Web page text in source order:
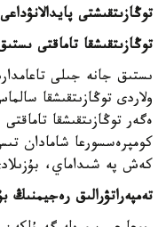
توڭازىتقىشتى
توڭازىتقىشقا تاماقتى
ىستىق جانە جىلى
ولاردى توڭازىتقىشقا
ەگەر توڭازىتقىشقا
كومپرەسسورعا شامادان
كەش پە شىداماي،
تەمپەراتۋرالىق رەجيمنىڭ